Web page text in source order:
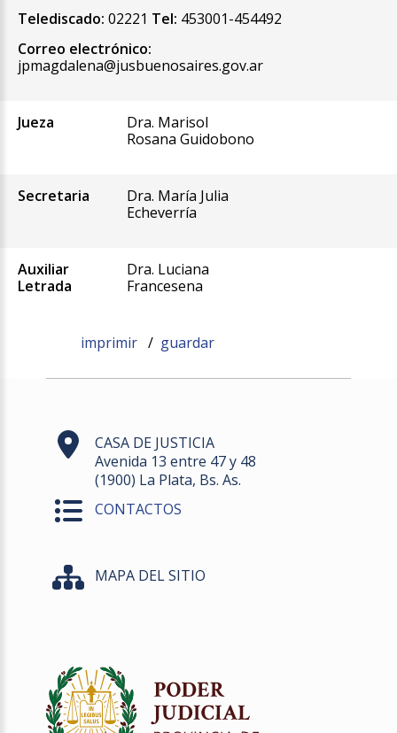
Telediscado: 02221 Tel: 453001-454492
Correo electrónico:
jpmagdalena@jusbuenosaires.gov.ar
Jueza
Dra. Marisol
Rosana Guidobono
Secretaria
Dra. María Julia
Echeverría
Auxiliar
Letrada
Dra. Luciana
Francesena
imprimir / guardar
CASA DE JUSTICIA
Avenida 13 entre 47 y 48
(1900) La Plata, Bs. As.
CONTACTOS
MAPA DEL SITIO